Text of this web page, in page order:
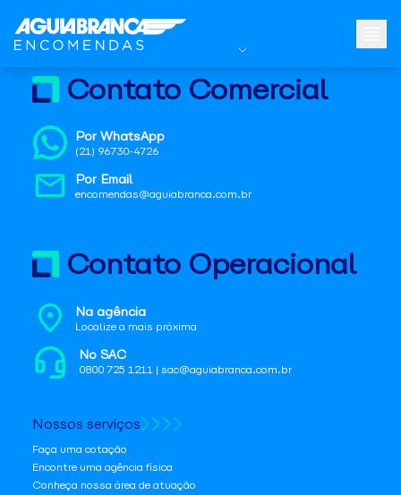
Contato Comercial
Por WhatsApp
(21) 96730-4726
Por Email
encomendas@aguiabranca.com.br
Contato Operacional
Na agência
Localize a mais próxima
No SAC
0800 725 1211 | sac@aguiabranca.com.br
Nossos serviços
Faça uma cotação
Encontre uma agência física
Conheça nossa área de atuação